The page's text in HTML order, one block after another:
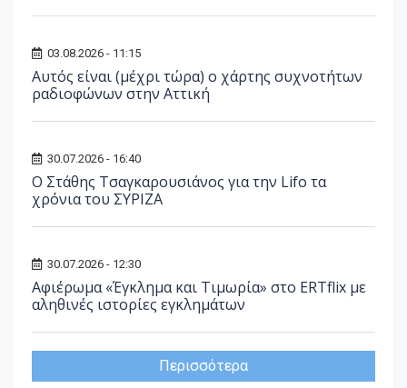
03.08.2026 - 11:15
Αυτός είναι (μέχρι τώρα) ο χάρτης συχνοτήτων
ραδιοφώνων στην Αττική
30.07.2026 - 16:40
Ο Στάθης Τσαγκαρουσιάνος για την Lifo τα
χρόνια του ΣΥΡΙΖΑ
30.07.2026 - 12:30
Αφιέρωμα «Έγκλημα και Τιμωρία» στο ERTflix με
αληθινές ιστορίες εγκλημάτων
Περισσότερα